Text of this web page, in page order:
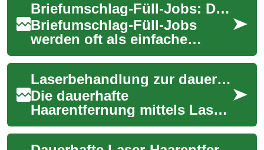
Briefumschlag-Füll-Jobs: Die Wahrheit hinter der vermeintlichen Heimarbeit
Briefumschlag-Füll-Jobs
werden oft als einfache
Möglichkeit beworben, von
zu Hause aus Geld zu
verdienen. Die Vorstel...
Laserbehandlung zur dauerhaften Haarentfernung: Was Sie wissen müssen
Die dauerhafte
Haarentfernung mittels Laser
ist eine der effektivsten
Methoden, um